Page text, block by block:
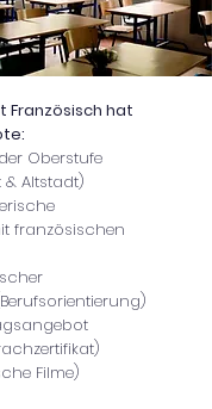
Französisch hat
Oberstufe
Altstadt)
französischen
Filme)